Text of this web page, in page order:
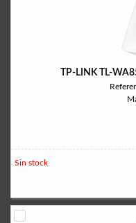
TP-LINK TL-
Sin stock